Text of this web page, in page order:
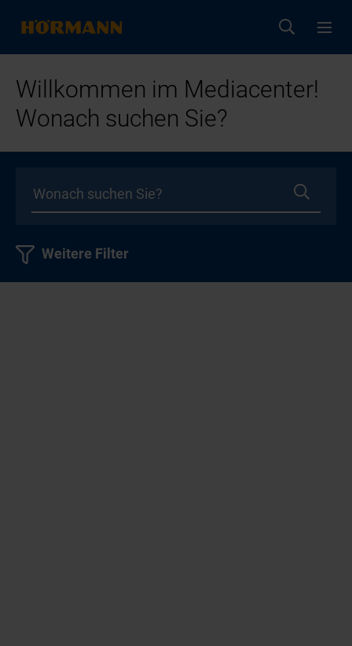
Willkommen im Mediacenter!
Wonach suchen Sie?
Weitere Filter